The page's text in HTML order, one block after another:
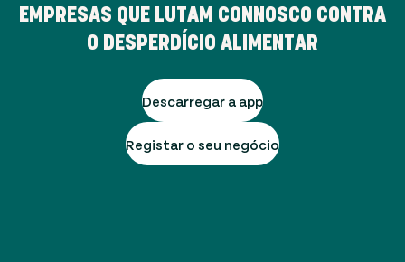
EMPRESAS QUE LUTAM CONNOSCO CONTRA
O DESPERDÍCIO ALIMENTAR
Descarregar a app
Registar o seu negócio